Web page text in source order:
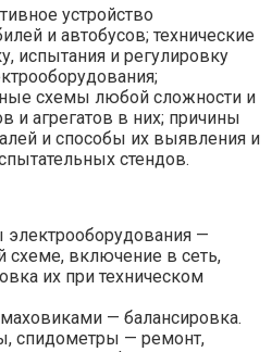
устройство
и автобусов; технические
испытания и регулировку
схемы любой сложности и
и агрегатов в них; причины
и способы их выявления и
стендов.
электрооборудования —
схеме, включение в сеть,
их при техническом
— балансировка.
спидометры — ремонт,